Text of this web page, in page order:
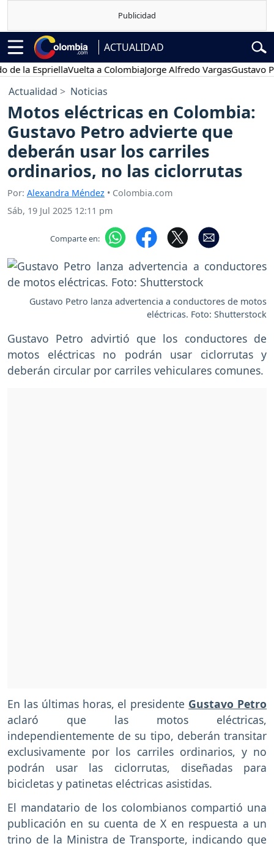
ACTUALIDAD
EspriellaVuelta a ColombiaJorge Alfredo VargasGustavo Petro
Actualidad Noticias
Motos eléctricas en Colombia:
Gustavo Petro advierte que
deberán usar los carriles
ordinarios, no las ciclorrutas
Por: Alexandra Méndez • Colombia.com
Sáb, 19 Jul 2025 12:11 pm
Comparte en:
Gustavo Petro lanza advertencia a conductores de motos
eléctricas. Foto: Shutterstock
Gustavo Petro advirtió que los conductores de
motos eléctricas no podrán usar ciclorrutas y
deberán circular por carriles vehiculares comunes.
En las últimas horas, el presidente Gustavo Petro
aclaró que las motos eléctricas,
independientemente de su tipo, deberán transitar
exclusivamente por los carriles ordinarios, y no
podrán usar las ciclorrutas, diseñadas para
bicicletas y patinetas eléctricas asistidas.
El mandatario de los colombianos compartió una
publicación en su cuenta de X en respuesta a un
trino de la Ministra de Transporte, indicando que